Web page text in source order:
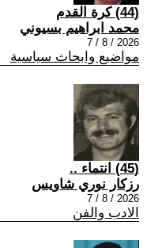
(44) كرة القدم
محمد ابراهيم بسيوني
2026 / 8 / 7
مواضيع وابحاث سياسية
(45) انتماء ..
رزكار نوري شاويس
2026 / 8 / 7
الادب والفن